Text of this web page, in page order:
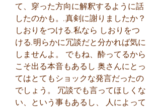
て、穿った方向に解釈するように話
したのかも。.真剣に謝りましたか？
しおりをつける.私なら しおりをつ
ける.明らかに冗談だと分かれば気に
しませんよ。 でもね、酔ってるから
こそ出る本音もあるし 奥さんにとっ
てはとてもショックな発言だったの
でしょう。 冗談でも言ってほしくな
い、という事もあるし、 人によって